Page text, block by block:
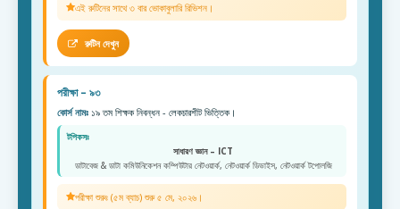
এই রুটিনের সাথে ৩ বার ভোকাবুলারি রিভিশন।
রুটিন দেখুন
পরীক্ষা – ৯৩
কোর্স নামঃ ১৯ তম শিক্ষক নিবন্ধন - লেকচারশীট ভিত্তিক।
টপিকসঃ
সাধারণ জ্ঞান – ICT
ডাটাবেজ & ডাটা কমিউনিকেশন কম্পিউটার নেটওয়ার্ক, নেটওয়ার্ক ডিভাইস, নেটওয়ার্ক টপোলজি
পরীক্ষা শুরুঃ (৫ম ব্যাচ) শুরু ৫ মে, ২০২৬।